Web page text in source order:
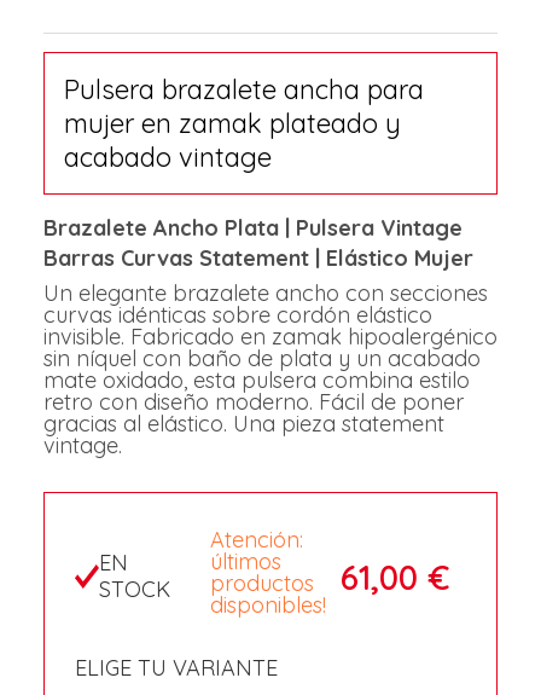
Pulsera brazalete ancha para
mujer en zamak plateado y
acabado vintage
Brazalete Ancho Plata | Pulsera Vintage
Barras Curvas Statement | Elástico Mujer
Un elegante brazalete ancho con secciones
curvas idénticas sobre cordón elástico
invisible. Fabricado en zamak hipoalergénico
sin níquel con baño de plata y un acabado
mate oxidado, esta pulsera combina estilo
retro con diseño moderno. Fácil de poner
gracias al elástico. Una pieza statement
vintage.
EN
STOCK
Atención:
últimos
productos
disponibles!
61,00 €
ELIGE TU VARIANTE